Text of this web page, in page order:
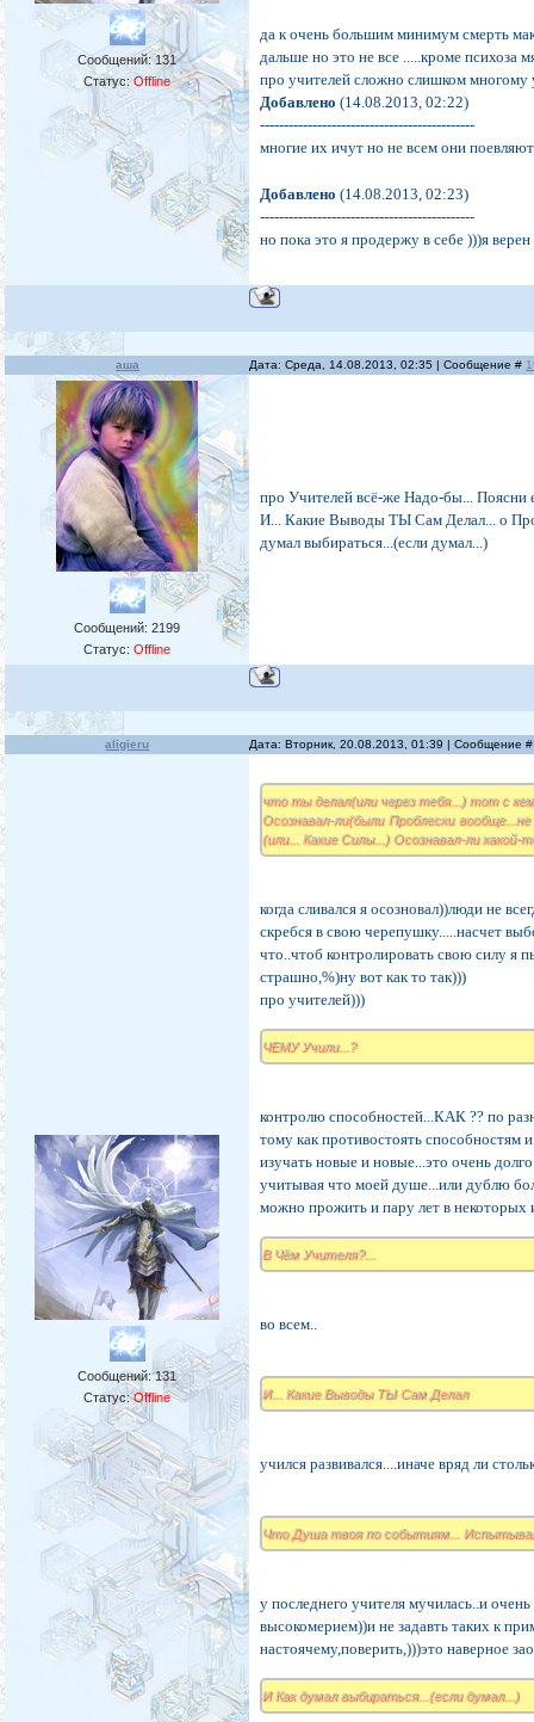
Сообщений:131
Статус:Offline
да к очень большим минимум смерть
дальше но это не все .....кроме психоза
про учителей сложно слишком многому
Добавлено (14.08.2013, 02:22)
---------------------------------------------
многие их ичут но не всем они
Добавлено (14.08.2013, 02:23)
---------------------------------------------
но пока это я продержу в себе )))я
аша Дата: Среда, 14.08.2013, 02:35 | Сообщение #
Сообщений:2199
Статус:Offline
про Учителей всё-же Надо-бы...
И... Какие Выводы ТЫ Сам Делал... о
думал выбираться...(если думал...)
aligieru Дата: Вторник, 20.08.2013, 01:39 | Сообщение
Сообщений:131
Статус:Offline
что ты делал(или через тебя...) тот с
Осознавал-ли(были Проблески
(или... Какие Силы...) Осознавал-ли
когда сливался я осозновал))люди не
скребся в свою черепушку.....насчет
что..чтоб контролировать свою силу я
страшно,%)ну вот как то так)))
про учителей)))
ЧЕМУ Учили...?
контролю способностей...КАК ?? по
тому как противостоять способностям
изучать новые и новые...это очень
учитывая что моей душе...или дублю
можно прожить и пару лет в некоторых
В Чём Учителя?...
во всем..
И... Какие Выводы ТЫ Сам Делал
учился развивался....иначе вряд ли
Что Душа твоя по событиям...
у последнего учителя мучилась..и
высокомерием))и не задавть таких к
настоячему,поверить,)))это наверное
И Как думал выбираться...(если думал...)